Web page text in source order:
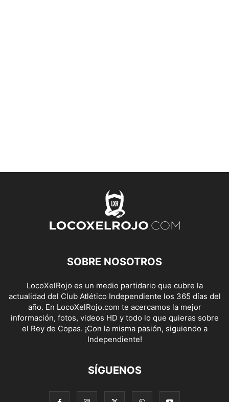
SOBRE NOSOTROS
LocoXelRojo es un medio partidario que cubre la
actualidad del Club Atlético Independiente los 365 días del
año. En LocoXelRojo.com te acercamos la mejor
información, fotos, videos HD y todo lo que quieras sobre
el Rey de Copas. ¡Con la misma pasión, siguiendo a
Independiente!
SÍGUENOS